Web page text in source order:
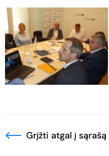
Grįžti atgal į sąrašą